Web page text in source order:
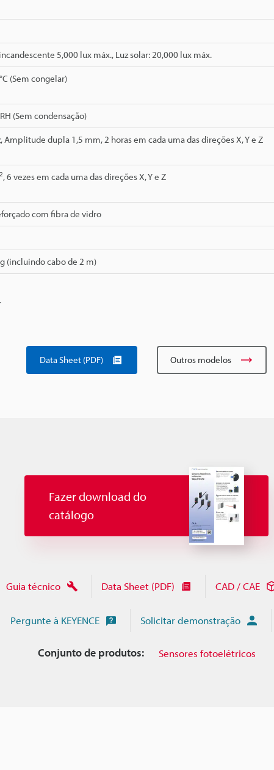
5,000 lux máx., Luz solar: 20,000 lux máx.
(Sem congelar)
(Sem condensação)
Amplitude dupla 1,5 mm, 2 horas em cada uma das direções X, Y e Z
2, 6 vezes em cada uma das direções X, Y e Z
com fibra de vidro
(incluindo cabo de 2 m)
Data Sheet (PDF) Outros modelos
Fazer download do
catálogo
Guia técnico Data Sheet (PDF) CAD / CAE
Pergunte à KEYENCE Solicitar demonstração
Conjunto de produtos: Sensores fotoelétricos